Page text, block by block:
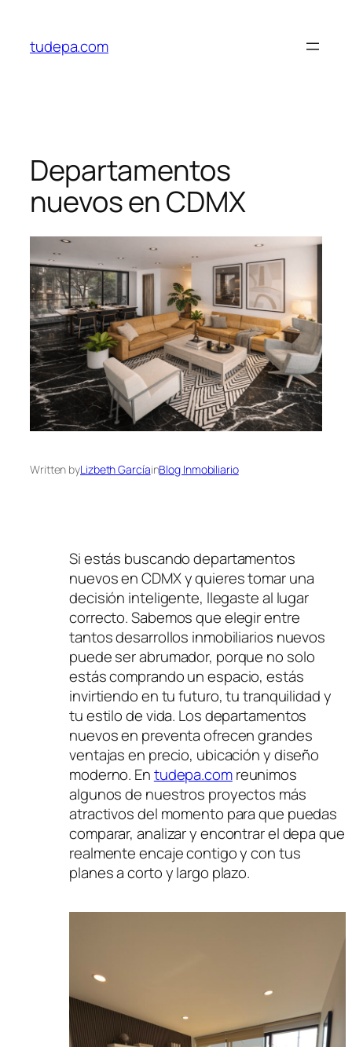
contenido
tudepa.com
Departamentos
nuevos en CDMX
Written byLizbeth GarcíainBlog Inmobiliario
Si estás buscando departamentos
nuevos en CDMX y quieres tomar una
decisión inteligente, llegaste al lugar
correcto. Sabemos que elegir entre
tantos desarrollos inmobiliarios nuevos
puede ser abrumador, porque no solo
estás comprando un espacio, estás
invirtiendo en tu futuro, tu tranquilidad y
tu estilo de vida. Los departamentos
nuevos en preventa ofrecen grandes
ventajas en precio, ubicación y diseño
moderno. Entudepa.comreunimos
algunos de nuestros proyectos más
atractivos del momento para que puedas
comparar, analizar y encontrar el depa que
realmente encaje contigo y con tus
planes a corto y largo plazo.